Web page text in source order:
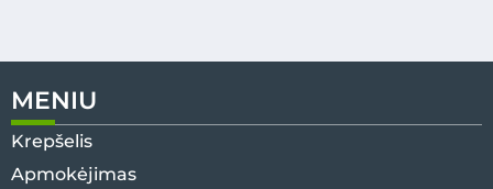
MENIU
Krepšelis
Apmokėjimas